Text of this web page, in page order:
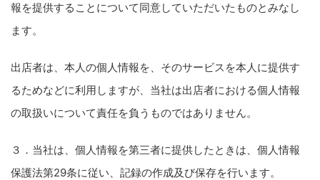
報を提供することについて同意していただいたものとみなし
ます。
出店者は、本人の個人情報を、そのサービスを本人に提供す
るためなどに利用しますが、当社は出店者における個人情報
の取扱いについて責任を負うものではありません。
３．当社は、個人情報を第三者に提供したときは、個人情報
保護法第29条に従い、記録の作成及び保存を行います。